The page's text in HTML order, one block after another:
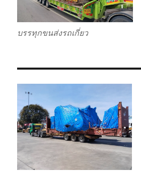
บรรทุกขนส่งรถเกี่ยว